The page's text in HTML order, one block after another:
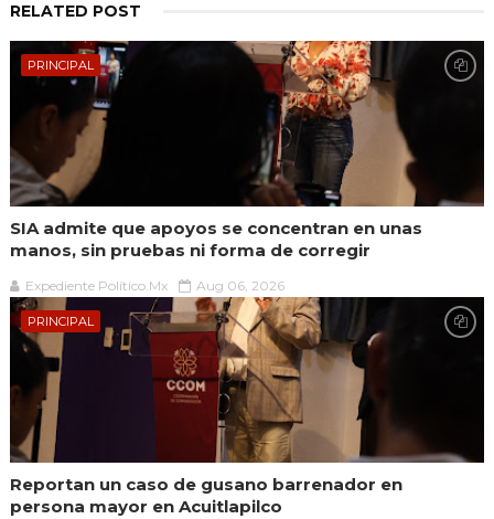
RELATED POST
PRINCIPAL
SIA admite que apoyos se concentran en unas
manos, sin pruebas ni forma de corregir
Expediente Político.Mx Aug 06, 2026
PRINCIPAL
Reportan un caso de gusano barrenador en
persona mayor en Acuitlapilco